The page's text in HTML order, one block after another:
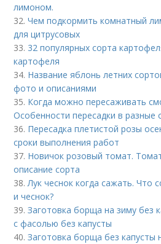
лимоном.
32.Чем подкормить комнатный
для цитрусовых
33. 32 популярных сорта
картофеля
34. Название яблонь летних
фото и описаниями
35. Когда можно пересаживать
Особенности пересадки в разные
36. Пересадка плетистой розы
сроки выполнения работ
37. Новичок розовый томат.
описание сорта
38.Лук чеснок когда сажать. Что
и чеснок?
39.Заготовка борща на зиму без
с фасолью без капусты
40.Заготовка борща без капусты